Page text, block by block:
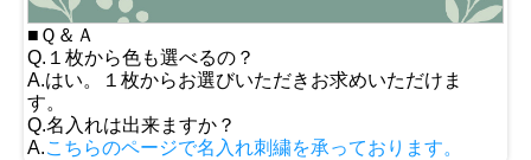
■Ｑ＆Ａ
Q.１枚から色も選べるの？
A.はい。１枚からお選びいただきお求めいただけま
す。
Q.名入れは出来ますか？
A.こちらのページで名入れ刺繍を承っております。